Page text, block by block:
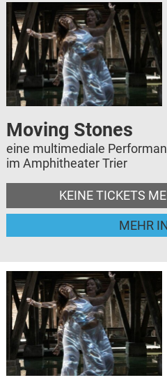
Moving Stones
eine multimediale
im Amphitheater Trier
KEINE TICKETS
MEHR